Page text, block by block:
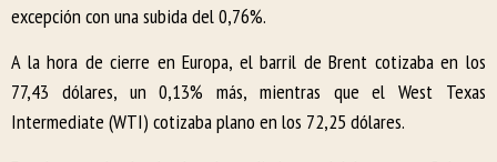
excepción con una subida del 0,76%.
A la hora de cierre en Europa, el barril de Brent cotizaba en los
77,43 dólares, un 0,13% más, mientras que el West Texas
Intermediate (WTI) cotizaba plano en los 72,25 dólares.